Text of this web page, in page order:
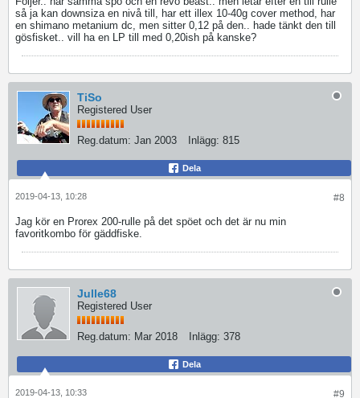
så ja kan downsiza en nivå till, har ett illex 10-40g cover method, har
en shimano metanium dc, men sitter 0,12 på den.. hade tänkt den till
gösfisket.. vill ha en LP till med 0,20ish på kanske?
TiSo
Registered User
Reg.datum: Jan 2003 Inlägg: 815
Dela
#8
2019-04-13, 10:28
Jag kör en Prorex 200-rulle på det spöet och det är nu min
favoritkombo för gäddfiske.
Julle68
Registered User
Reg.datum: Mar 2018 Inlägg: 378
Dela
#9
2019-04-13, 10:33